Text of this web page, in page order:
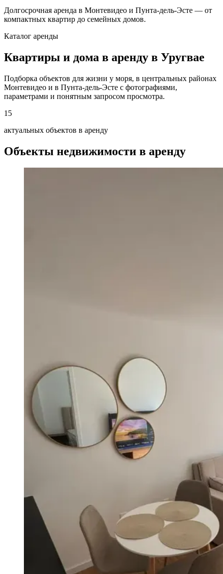
Долгосрочная аренда в Монтевидео и Пунта-дель-Эсте — от
компактных квартир до семейных домов.
Каталог аренды
Квартиры и дома в аренду в Уругвае
Подборка объектов для жизни у моря, в центральных районах
Монтевидео и в Пунта-дель-Эсте с фотографиями,
параметрами и понятным запросом просмотра.
15
актуальных объектов в аренду
Объекты недвижимости в аренду